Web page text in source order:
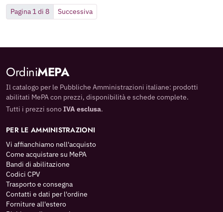
Pagina 1 di 8 Successiva
OrdiniMEPA
Il catalogo per le Pubbliche Amministrazioni italiane: prodotti
abilitati MePA con prezzi, disponibilità e schede complete.
Tutti i prezzi sonoIVA esclusa.
PER LE AMMINISTRAZIONI
Vi affianchiamo nell'acquisto
Come acquistare su MePA
Bandi di abilitazione
Codici CPV
Trasporto e consegna
Contatti e dati per l'ordine
Forniture all'estero